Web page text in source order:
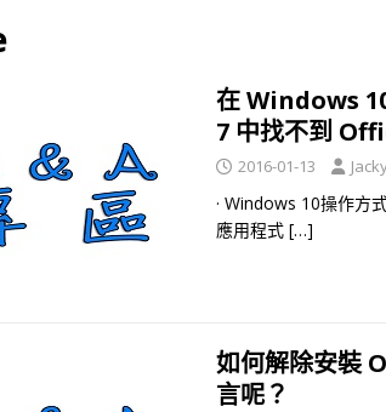
在 Windows
7 中找不到
2016-01-13
· Windows 10操作方
應用程式 […]
如何解除安裝
言呢？